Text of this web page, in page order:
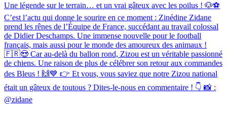
Une légende sur le terrain… et un vrai gâteux avec les poilus ! 🐶⚽️
C’est l’actu qui donne le sourire en ce moment : Zinédine Zidane
prend les rênes de l’Équipe de France, succédant au travail colossal
de Didier Deschamps. Une immense nouvelle pour le football
français, mais aussi pour le monde des amoureux des animaux !
🇫🇷😍 Car au-delà du ballon rond, Zizou est un véritable passionné
de chiens. Une raison de plus de célébrer son retour aux commandes
des Bleus ! 🙌💙 👉 Et vous, vous saviez que notre Zizou national
était un gâteux de toutous ? Dites-le-nous en commentaire ! 👇 📸 :
@zidane